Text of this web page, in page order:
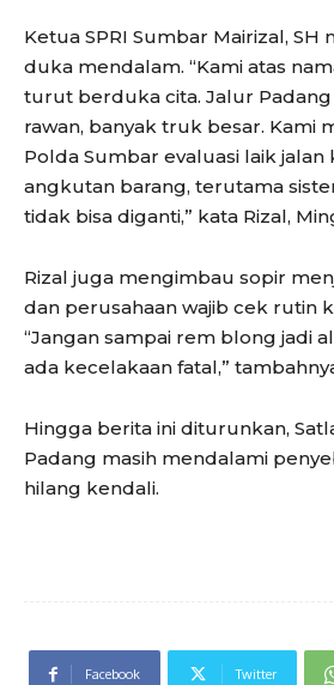
Ketua SPRI Sumbar Mairizal, SH
duka mendalam. “Kami atas
turut berduka cita. Jalur
rawan, banyak truk besar. Kami
Polda Sumbar evaluasi laik jalan
angkutan barang, terutama
tidak bisa diganti,” kata Rizal,
Rizal juga mengimbau sopir
dan perusahaan wajib cek rutin
“Jangan sampai rem blong jadi
ada kecelakaan fatal,”
Hingga berita ini diturunkan,
Padang masih mendalami
hilang kendali.
Facebook Twitter